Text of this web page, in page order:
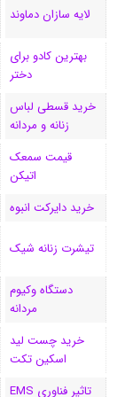
ک
لایه سازان دماوند
بهترین کادو برای
دختر
خرید قسطی لباس
زنانه و مردانه
قیمت سمعک
اتیکن
خرید دایرکت انبوه
تیشرت زنانه شیک
دستگاه وکیوم
مردانه
خرید چست لید
اسکین تکت
تاثیر فناوری EMS